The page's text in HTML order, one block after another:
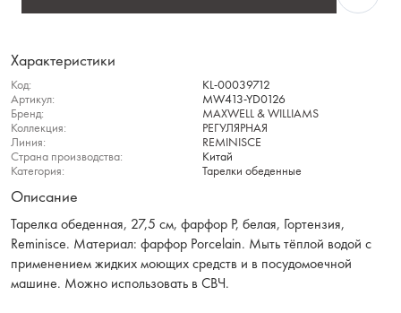
Характеристики
Код:
KL-00039712
Артикул:
MW413-YD0126
Бренд:
MAXWELL & WILLIAMS
Коллекция:
РЕГУЛЯРНАЯ
Линия:
REMINISCE
Страна производства:
Китай
Категория:
Тарелки обеденные
Описание
Тарелка обеденная, 27,5 см, фарфор P, белая, Гортензия,
Reminisce. Материал: фарфор Рorcelain. Мыть тёплой водой с
применением жидких моющих средств и в посудомоечной
машине. Можно использовать в СВЧ.